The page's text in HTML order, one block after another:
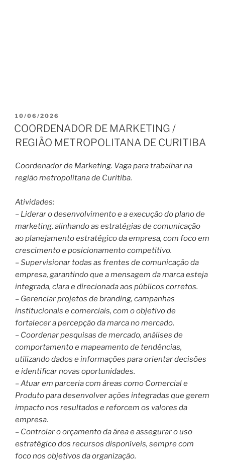
PUBLICADO
EM
10/06/2026
COORDENADOR DE MARKETING /
REGIÃO METROPOLITANA DE CURITIBA
Coordenador de Marketing. Vaga para trabalhar na
região metropolitana de Curitiba.
Atividades:
– Liderar o desenvolvimento e a execução do plano de
marketing, alinhando as estratégias de comunicação
ao planejamento estratégico da empresa, com foco em
crescimento e posicionamento competitivo.
– Supervisionar todas as frentes de comunicação da
empresa, garantindo que a mensagem da marca esteja
integrada, clara e direcionada aos públicos corretos.
– Gerenciar projetos de branding, campanhas
institucionais e comerciais, com o objetivo de
fortalecer a percepção da marca no mercado.
– Coordenar pesquisas de mercado, análises de
comportamento e mapeamento de tendências,
utilizando dados e informações para orientar decisões
e identificar novas oportunidades.
– Atuar em parceria com áreas como Comercial e
Produto para desenvolver ações integradas que gerem
impacto nos resultados e reforcem os valores da
empresa.
– Controlar o orçamento da área e assegurar o uso
estratégico dos recursos disponíveis, sempre com
foco nos objetivos da organização.